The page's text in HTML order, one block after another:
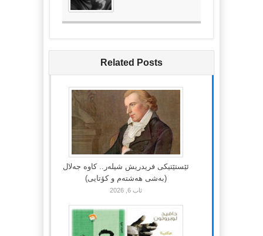
Related Posts
ئێستێتیکی فریدریش شیلەر.. کاوە جەلال
(بەشی هەشتەم و کۆتایی)
ئاب 6, 2026